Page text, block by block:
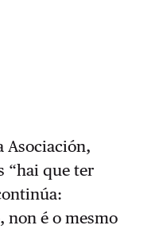
Asociación,
“hai que ter
non é o mesmo